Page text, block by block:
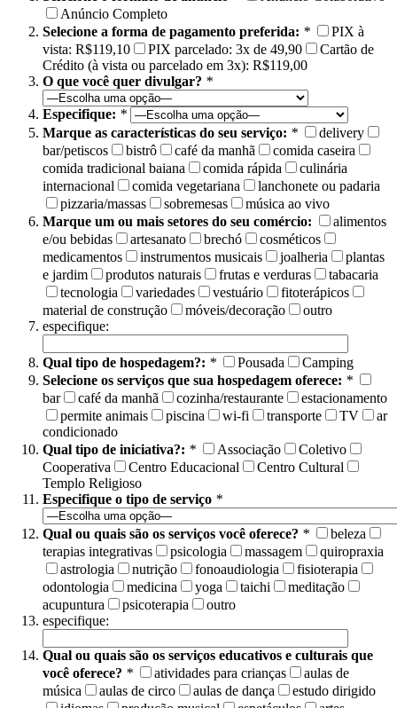
Anúncio Completo
Selecione a forma de pagamento preferida: *
PIX à
vista: R$119,10
PIX parcelado: 3x de 49,90
Cartão de
Crédito (à vista ou parcelado em 3x): R$119,00
O que você quer divulgar? *
Especifique: *
Marque as características do seu serviço: *
delivery
bar/petiscos
bistrô café da manhã
comida caseira
comida tradicional baiana
comida rápida
culinária
internacional
comida vegetariana
lanchonete ou padaria
pizzaria/massas
sobremesas
música ao vivo
Marque um ou mais setores do seu comércio:
alimentos
e/ou bebidas
artesanato brechó
cosméticos
medicamentos
instrumentos musicais joalheria
plantas
e jardim
produtos naturais frutas e verduras
tabacaria
tecnologia
variedades vestuário
fitoterápicos
material de construção
móveis/decoração
outro
especifique:
Qual tipo de hospedagem?: * Pousada
Camping
Selecione os serviços que sua hospedagem oferece: *
bar
café da manhã cozinha/restaurante
estacionamento
permite animais
piscina wi-fi transporte TV
ar
condicionado
Qual tipo de iniciativa?: * Associação
Coletivo
Cooperativa
Centro Educacional
Centro Cultural
Templo Religioso
Especifique o tipo de serviço *
Qual ou quais são os serviços você oferece? *
beleza
terapias integrativas
psicologia massagem
quiropraxia
astrologia
nutrição fonoaudiologia
fisioterapia
odontologia
medicina yoga taichi
meditação
acupuntura
psicoterapia
outro
especifique:
Qual ou quais são os serviços educativos e culturais que
você oferece? * atividades para crianças
aulas de
música
aulas de circo aulas de dança
estudo dirigido